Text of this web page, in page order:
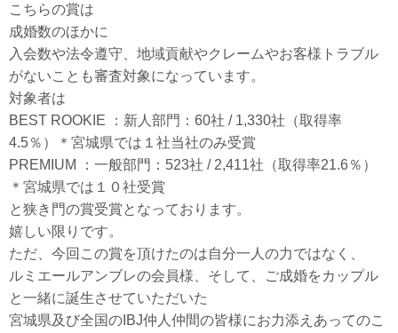
こちらの賞は
成婚数のほかに
入会数や法令遵守、地域貢献やクレームやお客様トラブル
がないことも審査対象になっています。
対象者は
BEST ROOKIE ：新人部門：60社 / 1,330社（取得率
4.5％）＊宮城県では１社当社のみ受賞
PREMIUM ：一般部門：523社 / 2,411社（取得率21.6％）
＊宮城県では１０社受賞
と狭き門の賞受賞となっております。
嬉しい限りです。
ただ、今回この賞を頂けたのは自分一人の力ではなく、
ルミエールアンブレの会員様、そして、ご成婚をカップル
と一緒に誕生させていただいた
宮城県及び全国のIBJ仲人仲間の皆様にお力添えあってのこ